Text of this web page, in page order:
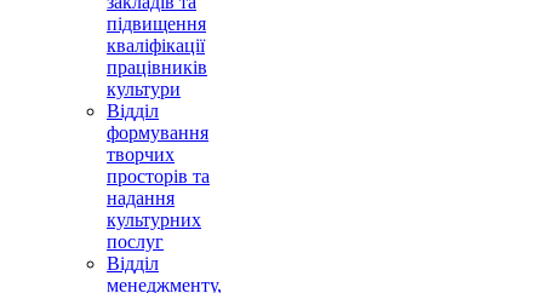
підвищення
кваліфікації
працівників
культури
Відділ
формування
творчих
просторів та
надання
культурних
послуг
Відділ
менеджменту,